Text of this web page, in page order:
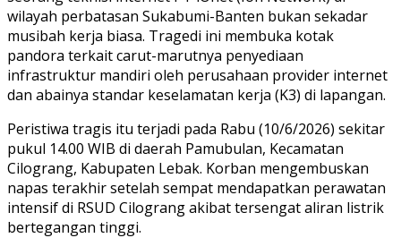
wilayah perbatasan Sukabumi-Banten bukan sekadar
musibah kerja biasa. Tragedi ini membuka kotak
pandora terkait carut-marutnya penyediaan
infrastruktur mandiri oleh perusahaan provider internet
dan abainya standar keselamatan kerja (K3) di lapangan.
​Peristiwa tragis itu terjadi pada Rabu (10/6/2026) sekitar
pukul 14.00 WIB di daerah Pamubulan, Kecamatan
Cilograng, Kabupaten Lebak. Korban mengembuskan
napas terakhir setelah sempat mendapatkan perawatan
intensif di RSUD Cilograng akibat tersengat aliran listrik
bertegangan tinggi.